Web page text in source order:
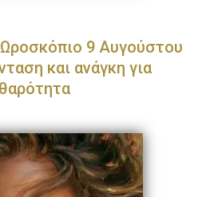
9 Αυγούστου
και ανάγκη για